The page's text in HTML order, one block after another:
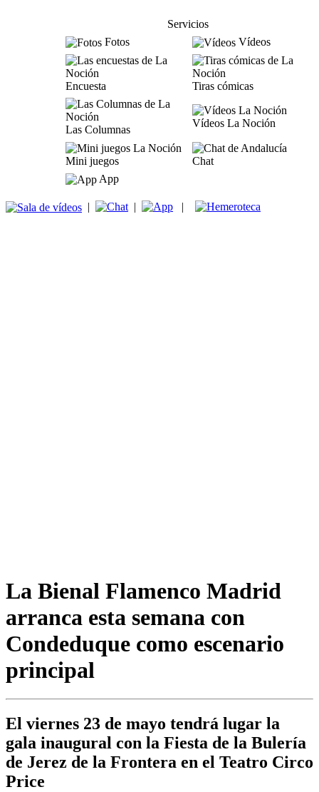
Servicios
Fotos
Vídeos
Encuesta Tiras cómicas
Las Columnas
Vídeos La Noción
Mini juegos
Chat
App
| | |
La Bienal Flamenco Madrid
arranca esta semana con
Condeduque como escenario
principal
El viernes 23 de mayo tendrá lugar la
gala inaugural con la Fiesta de la Bulería
de Jerez de la Frontera en el Teatro Circo
Price